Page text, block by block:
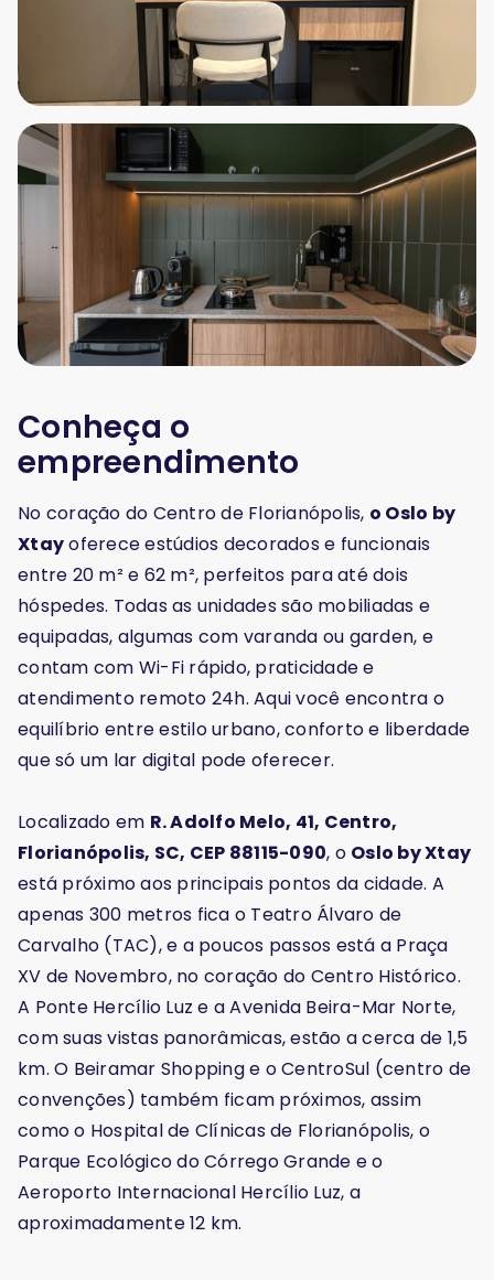
Conheça o
empreendimento
No coração do Centro de Florianópolis, o Oslo by
Xtayoferece estúdios decorados e funcionais
entre 20 m² e 62 m², perfeitos para até dois
hóspedes. Todas as unidades são mobiliadas e
equipadas, algumas com varanda ou garden, e
contam com Wi-Fi rápido, praticidade e
atendimento remoto 24h. Aqui você encontra o
equilíbrio entre estilo urbano, conforto e liberdade
que só um lar digital pode oferecer.
Localizado em R. Adolfo Melo, 41, Centro,
Florianópolis, SC, CEP 88115-090, o Oslo by Xtay
está próximo aos principais pontos da cidade. A
apenas 300 metros fica o Teatro Álvaro de
Carvalho (TAC), e a poucos passos está a Praça
XV de Novembro, no coração do Centro Histórico.
A Ponte Hercílio Luz e a Avenida Beira-Mar Norte,
com suas vistas panorâmicas, estão a cerca de 1,5
km. O Beiramar Shopping e o CentroSul (centro de
convenções) também ficam próximos, assim
como o Hospital de Clínicas de Florianópolis, o
Parque Ecológico do Córrego Grande e o
Aeroporto Internacional Hercílio Luz, a
aproximadamente 12 km.